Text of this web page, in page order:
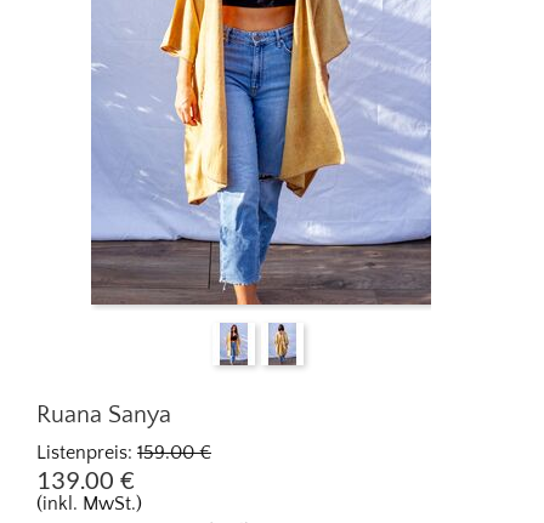
Ruana Sanya
Listenpreis: 159.00 €
139.00 €
(inkl. MwSt.)